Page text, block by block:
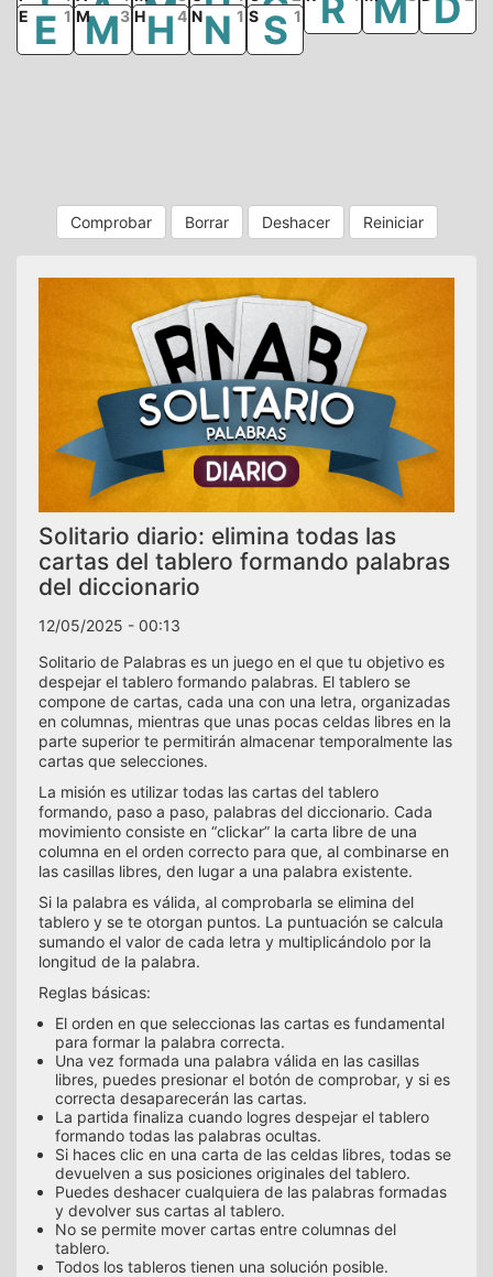
E
E 1 M
M 3 H
H 4 N
N 1 S
S 1
Comprobar Borrar Deshacer Reiniciar
Solitario diario: elimina todas las
cartas del tablero formando palabras
del diccionario
12/05/2025 - 00:13
Solitario de Palabras es un juego en el que tu objetivo es
despejar el tablero formando palabras. El tablero se
compone de cartas, cada una con una letra, organizadas
en columnas, mientras que unas pocas celdas libres en la
parte superior te permitirán almacenar temporalmente las
cartas que selecciones.
La misión es utilizar todas las cartas del tablero
formando, paso a paso, palabras del diccionario. Cada
movimiento consiste en “clickar” la carta libre de una
columna en el orden correcto para que, al combinarse en
las casillas libres, den lugar a una palabra existente.
Si la palabra es válida, al comprobarla se elimina del
tablero y se te otorgan puntos. La puntuación se calcula
sumando el valor de cada letra y multiplicándolo por la
longitud de la palabra.
Reglas básicas:
El orden en que seleccionas las cartas es fundamental
para formar la palabra correcta.
Una vez formada una palabra válida en las casillas
libres, puedes presionar el botón de comprobar, y si es
correcta desaparecerán las cartas.
La partida finaliza cuando logres despejar el tablero
formando todas las palabras ocultas.
Si haces clic en una carta de las celdas libres, todas se
devuelven a sus posiciones originales del tablero.
Puedes deshacer cualquiera de las palabras formadas
y devolver sus cartas al tablero.
No se permite mover cartas entre columnas del
tablero.
Todos los tableros tienen una solución posible.